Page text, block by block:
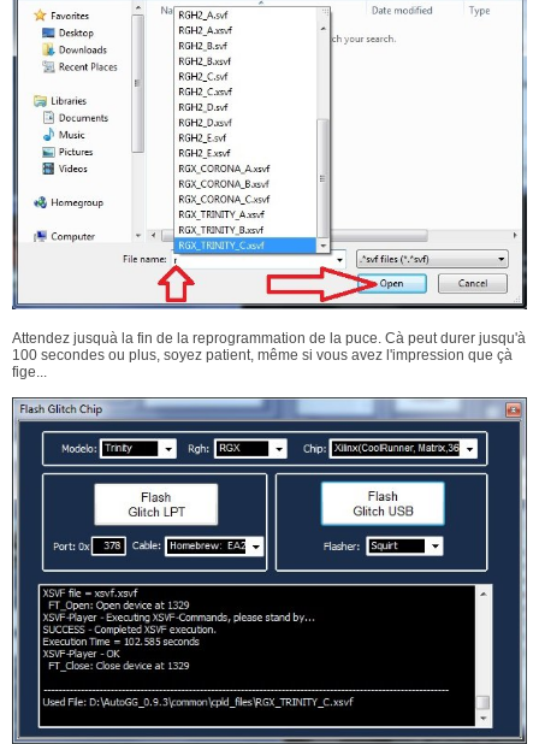
Attendez jusquà la fin de la reprogrammation de la puce. Cà peut durer jusqu'à
100 secondes ou plus, soyez patient, même si vous avez l'impression que çà
fige...